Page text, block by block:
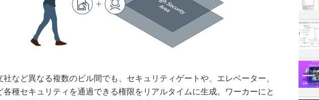
社など異なる複数のビル間でも、セキュリティゲートや、エレベーター、
各種セキュリティを通過できる権限をリアルタイムに生成。ワーカーにと